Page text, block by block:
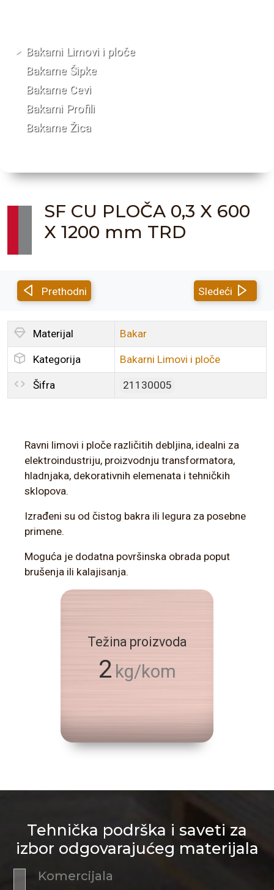
Bakarni Limovi i ploče
Bakarne Šipke
Bakarne Cevi
Bakarni Profili
Bakarne Žica
SF CU PLOČA 0,3 X 600
X 1200 mm TRD
Prethodni Sledeći
Materijal Bakar
Kategorija Bakarni Limovi i ploče
Šifra 21130005
Ravni limovi i ploče različitih debljina, idealni za
elektroindustriju, proizvodnju transformatora,
hladnjaka, dekorativnih elemenata i tehničkih
sklopova.
Izrađeni su od čistog bakra ili legura za posebne
primene.
Moguća je dodatna površinska obrada poput
brušenja ili kalajisanja.
Težina proizvoda
2 kg/kom
Tehnička podrška i saveti za
izbor odgovarajućeg materijala
Komercijala